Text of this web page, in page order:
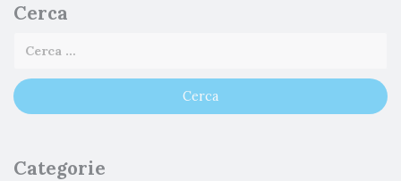
Cerca
Categorie